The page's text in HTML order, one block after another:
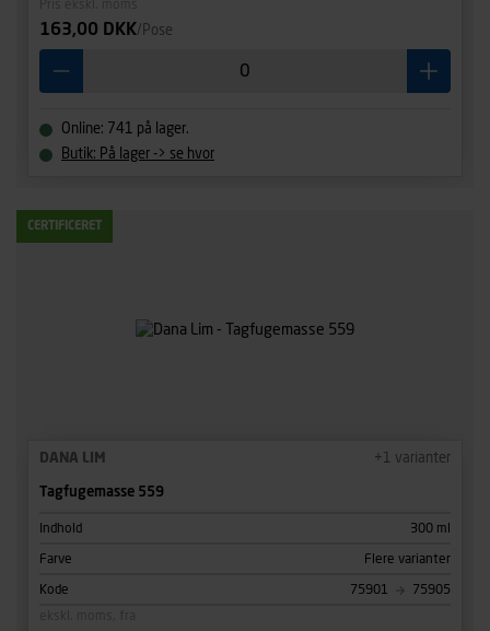
siderne, tidspunkt, hvad der klikkes på, sider/indhold der
besøges, browsertype, søgeord, IP-adresse,
informationer om enhedstype (computer, smartphone
mv.) samt de features, der anvendes.
indeholder yderligere information om behandling af
personoplysninger.
163,00 DKK/Pose
Online: 741 på lager.
Butik: På lager -> se hvor
CERTIFICERET
DANA LIM +1 varianter
Tagfugemasse 559
Indhold 300 ml
Farve Flere varianter
Kode 75901
75905